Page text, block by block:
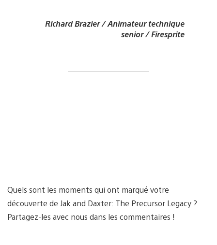
Richard Brazier / Animateur technique
senior / Firesprite
Quels sont les moments qui ont marqué votre
découverte de Jak and Daxter: The Precursor Legacy ?
Partagez-les avec nous dans les commentaires !